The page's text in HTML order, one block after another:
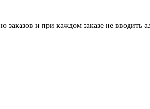
и при каждом заказе не вводить